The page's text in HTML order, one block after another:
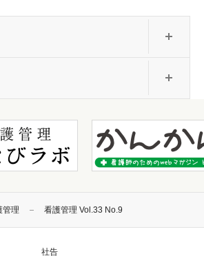
管理 看護管理 Vol.33 No.9
社告